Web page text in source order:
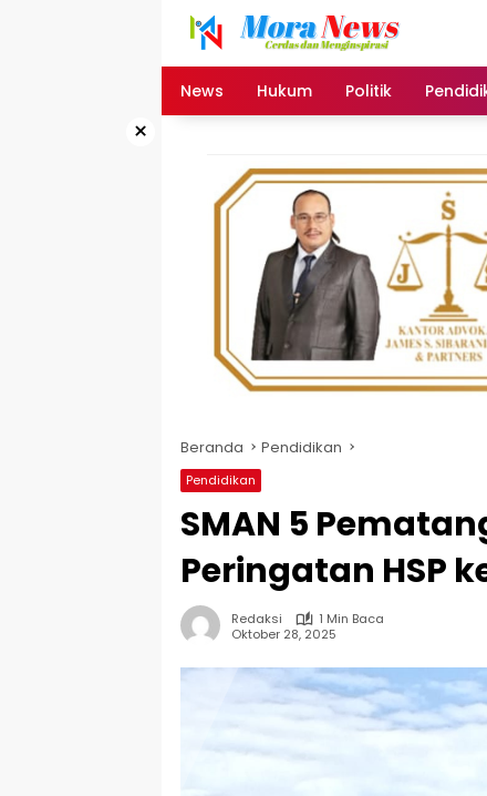
News Hukum Politik
×
Beranda Pendidikan
Pendidikan
SMAN 5
Peringatan HSP
Redaksi
1 Min Baca
Oktober 28, 2025